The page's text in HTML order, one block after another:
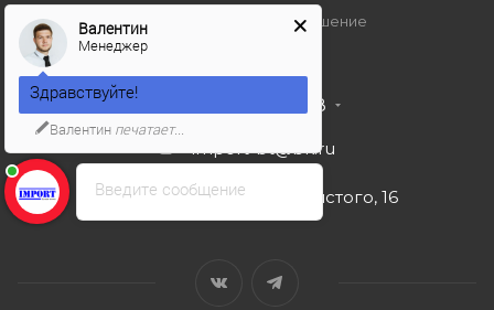
Пользовательское соглашение
+7 495 989 53 38
import-bt@bk.ru
г. Москва, ул. Льва Толстого, 16
Введите сообщение
Валентин
Менеджер
Здравствуйте!
Валентин печатает...